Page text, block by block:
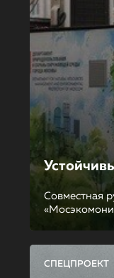
Совместная
СПЕЦПРОЕКТ